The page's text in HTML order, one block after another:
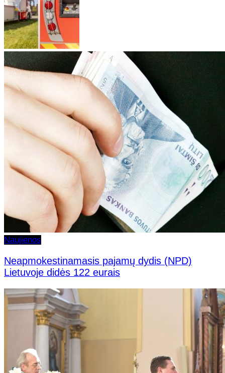
Naujienos
Neapmokestinamasis pajamų dydis (NPD)
Lietuvoje didės 122 eurais